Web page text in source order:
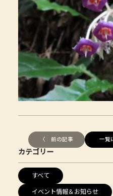
〈 前の記事 一覧
カテゴリー
すべて
イベント情報＆お知らせ